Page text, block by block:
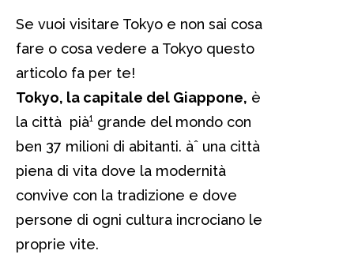
Se vuoi visitare Tokyo e non sai cosa
fare o cosa vedere a Tokyo questo
articolo fa per te!
Tokyo, la capitale del Giappone, è
la città pià¹ grande del mondo con
ben 37 milioni di abitanti. àˆ una città
piena di vita dove la modernità
convive con la tradizione e dove
persone di ogni cultura incrociano le
proprie vite.